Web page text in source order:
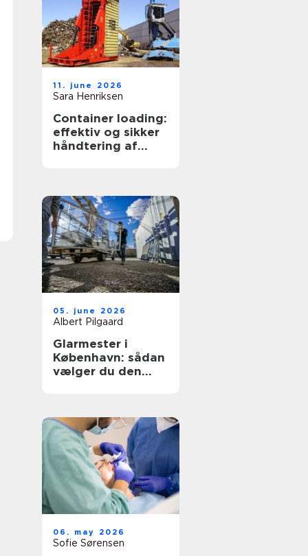
11. june 2026
Sara Henriksen
Container loading:
effektiv og sikker
håndtering af
05. june 2026
Albert Pilgaard
Glarmester i
København: sådan
vælger du den
06. may 2026
Sofie Sørensen